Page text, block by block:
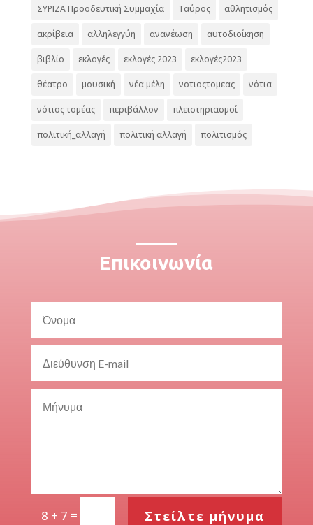
ΣΥΡΙΖΑ Προοδευτική Συμμαχία Ταύρος αθλητισμός
ακρίβεια αλληλεγγύη ανανέωση αυτοδιοίκηση
βιβλίο εκλογές εκλογές 2023 εκλογές2023
θέατρο μουσική νέα μέλη νοτιοςτομεας νότια
νότιος τομέας περιβάλλον πλειστηριασμοί
πολιτική_αλλαγή πολιτική αλλαγή πολιτισμός
Επικοινωνία
8 + 7 = Στείλτε μήνυμα